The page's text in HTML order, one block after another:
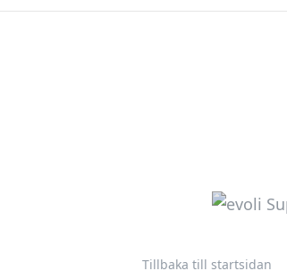
Tillbaka till startsidan